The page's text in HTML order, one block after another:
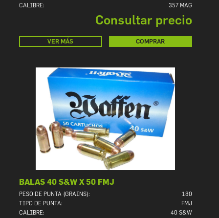
CALIBRE:
357 MAG
Consultar precio
VER MÁS COMPRAR
BALAS 40 S&W X 50 FMJ
PESO DE PUNTA (GRAINS):
180
TIPO DE PUNTA:
FMJ
CALIBRE:
40 S&W